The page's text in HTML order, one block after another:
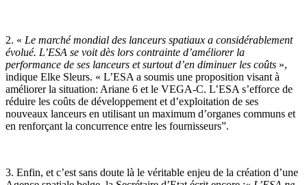
2. « Le marché mondial des lanceurs spatiaux a considérablement
évolué. L’ESA se voit dès lors contrainte d’améliorer la
performance de ses lanceurs et surtout d’en diminuer les coûts »,
indique Elke Sleurs. « L’ESA a soumis une proposition visant à
améliorer la situation: Ariane 6 et le VEGA-C. L’ESA s’efforce de
réduire les coûts de développement et d’exploitation de ses
nouveaux lanceurs en utilisant un maximum d’organes communs et
en renforçant la concurrence entre les fournisseurs”.
3. Enfin, et c’est sans doute là le véritable enjeu de la création d’une